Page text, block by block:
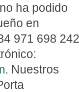
ha podido
en
971 698
. Nuestros